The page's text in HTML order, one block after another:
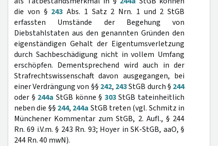
die von § 243 Abs. 1 Satz 2 Nrn. 1 und 2 StGB
erfassten Umstände der Begehung von
Diebstahlstaten aus den genannten Gründen den
eigenständigen Gehalt der Eigentumsverletzung
durch Sachbeschädigung nicht in vollem Umfang
erschöpfen. Dementsprechend wird auch in der
Strafrechtswissenschaft davon ausgegangen, bei
einer Verdrängung von §§ 242, 243StGB durch § 244
oder § 244a StGB könne § 303StGB tateinheitlich
neben die §§ 244, 244a StGB treten (vgl. Schmitz in
Münchener Kommentar zum StGB, 2. Aufl., § 244
Rn. 69 i.V.m. § 243 Rn. 93; Hoyer in SK-StGB, aaO, §
244 Rn. 40 mwN).